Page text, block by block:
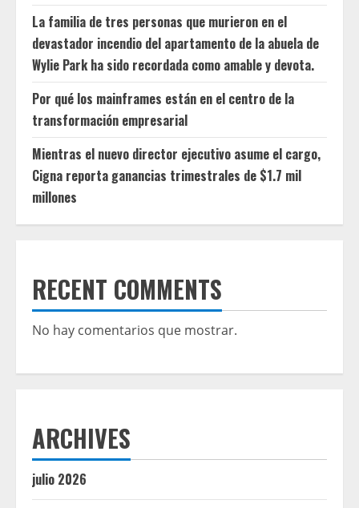
La familia de tres personas que murieron en el
devastador incendio del apartamento de la abuela de
Wylie Park ha sido recordada como amable y devota.
Por qué los mainframes están en el centro de la
transformación empresarial
Mientras el nuevo director ejecutivo asume el cargo,
Cigna reporta ganancias trimestrales de $1.7 mil
millones
RECENT COMMENTS
No hay comentarios que mostrar.
ARCHIVES
julio 2026